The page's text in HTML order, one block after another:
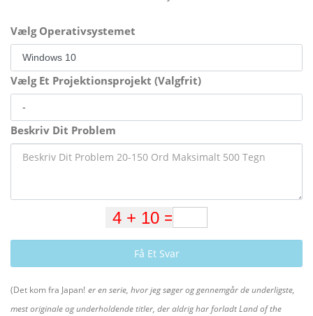
Vælg Operativsystemet
Vælg Et Projektionsprojekt (Valgfrit)
Beskriv Dit Problem
Få Et Svar
(Det kom fra Japan! er en serie, hvor jeg søger og gennemgår de underligste,
mest originale og underholdende titler, der aldrig har forladt Land of the